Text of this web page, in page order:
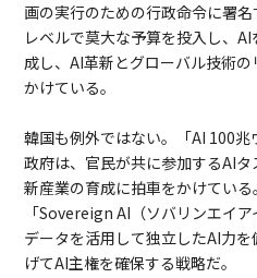
画の実行のための行政命令に署
レベルで莫大な予算を投入し、
成し、AI革新とグローバル技術
かけている。
韓国も例外ではない。「AI 100
政府は、官民が共に参加するAI
新産業の育成に拍車をかけてい
「Sovereign AI（ソバリンエイ
データを活用して独立したAI力
げてAI主権を確保する戦略だ。